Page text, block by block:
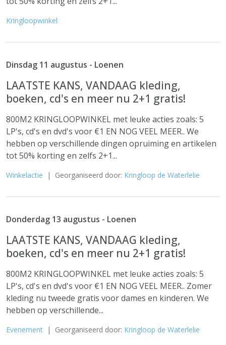
Kringloopwinkel
Dinsdag 11 augustus - Loenen
LAATSTE KANS, VANDAAG kleding,
boeken, cd's en meer nu 2+1 gratis!
800M2 KRINGLOOPWINKEL met leuke acties zoals: 5
LP's, cd's en dvd's voor €1 EN NOG VEEL MEER.. We
hebben op verschillende dingen opruiming en artikelen
tot 50% korting en zelfs 2+1...
Winkelactie | Georganiseerd door: Kringloop de Waterlelie
Donderdag 13 augustus - Loenen
LAATSTE KANS, VANDAAG kleding,
boeken, cd's en meer nu 2+1 gratis!
800M2 KRINGLOOPWINKEL met leuke acties zoals: 5
LP's, cd's en dvd's voor €1 EN NOG VEEL MEER.. Zomer
kleding nu tweede gratis voor dames en kinderen. We
hebben op verschillende...
Evenement | Georganiseerd door: Kringloop de Waterlelie